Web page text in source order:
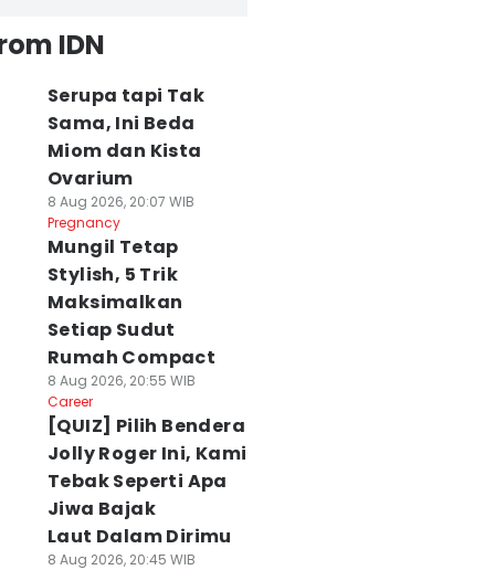
IDN
Serupa tapi Tak
Sama, Ini Beda
Miom dan Kista
Ovarium
8 Aug 2026, 20:07 WIB
Pregnancy
Mungil Tetap
Stylish, 5 Trik
Maksimalkan
Setiap Sudut
Rumah Compact
8 Aug 2026, 20:55 WIB
Career
[QUIZ] Pilih Bendera
Jolly Roger Ini, Kami
Tebak Seperti Apa
Jiwa Bajak
Laut Dalam Dirimu
8 Aug 2026, 20:45 WIB